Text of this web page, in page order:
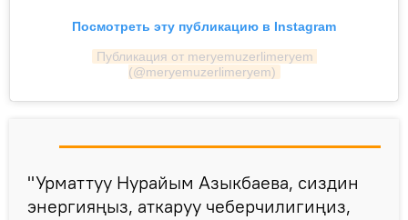
Посмотреть эту публикацию в Instagram
Публикация от meryemuzerlimeryem
(@meryemuzerlimeryem)
"Урматтуу Нурайым Азыкбаева, сиздин
энергияңыз, аткаруу чеберчилигиңиз,